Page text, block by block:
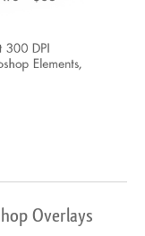
Overlays